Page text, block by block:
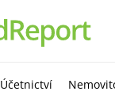
Účetnictví